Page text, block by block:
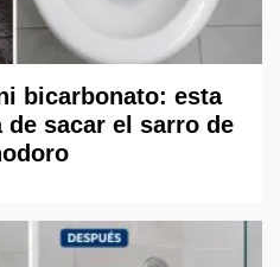
bicarbonato: esta
de sacar el sarro de